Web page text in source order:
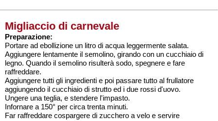
Migliaccio di carnevale
Preparazione:
Portare ad ebollizione un litro di acqua leggermente salata.
Aggiungere lentamente il semolino, girando con un cucchiaio di
legno. Quando il semolino risulterà sodo, spegnere e fare
raffreddare.
Aggiungere tutti gli ingredienti e poi passare tutto al frullatore
aggiungendo il cucchiaio di strutto ed i due rossi d'uovo.
Ungere una teglia, e stendere l'impasto.
Infornare a 150° per circa trenta minuti.
Far raffreddare cospargere di zucchero a velo e servire